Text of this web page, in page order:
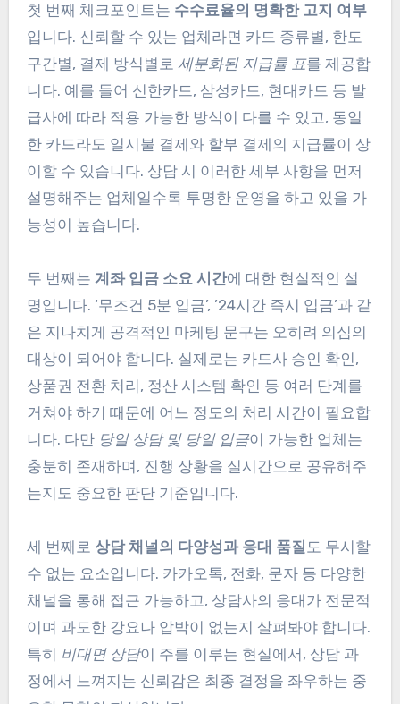
첫 번째 체크포인트는 수수료율의 명확한 고지 여부
입니다. 신뢰할 수 있는 업체라면 카드 종류별, 한도
구간별, 결제 방식별로 세분화된 지급률 표를 제공합
니다. 예를 들어 신한카드, 삼성카드, 현대카드 등 발
급사에 따라 적용 가능한 방식이 다를 수 있고, 동일
한 카드라도 일시불 결제와 할부 결제의 지급률이 상
이할 수 있습니다. 상담 시 이러한 세부 사항을 먼저
설명해주는 업체일수록 투명한 운영을 하고 있을 가
능성이 높습니다.
두 번째는 계좌 입금 소요 시간에 대한 현실적인 설
명입니다. ‘무조건 5분 입금’, ’24시간 즉시 입금’과 같
은 지나치게 공격적인 마케팅 문구는 오히려 의심의
대상이 되어야 합니다. 실제로는 카드사 승인 확인,
상품권 전환 처리, 정산 시스템 확인 등 여러 단계를
거쳐야 하기 때문에 어느 정도의 처리 시간이 필요합
니다. 다만 당일 상담 및 당일 입금이 가능한 업체는
충분히 존재하며, 진행 상황을 실시간으로 공유해주
는지도 중요한 판단 기준입니다.
세 번째로 상담 채널의 다양성과 응대 품질도 무시할
수 없는 요소입니다. 카카오톡, 전화, 문자 등 다양한
채널을 통해 접근 가능하고, 상담사의 응대가 전문적
이며 과도한 강요나 압박이 없는지 살펴봐야 합니다.
특히 비대면 상담이 주를 이루는 현실에서, 상담 과
정에서 느껴지는 신뢰감은 최종 결정을 좌우하는 중